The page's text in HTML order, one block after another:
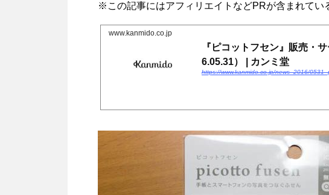
※この記事にはアフィリエイトなどPRが含まれてい
www.kanmido.co.jp
『ピコットフセン』販売・
6.05.31） | カンミ堂
https://www.kanmido.co.jp/news_2016/